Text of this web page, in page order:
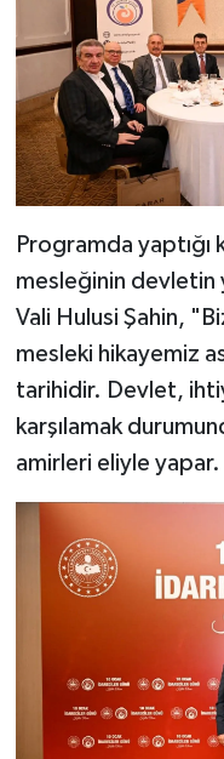
Programda
mesleğinin devletin
Vali Hulusi Şahin,
mesleki hikayemiz
tarihidir. Devlet,
karşılamak
amirleri eliyle yapar.